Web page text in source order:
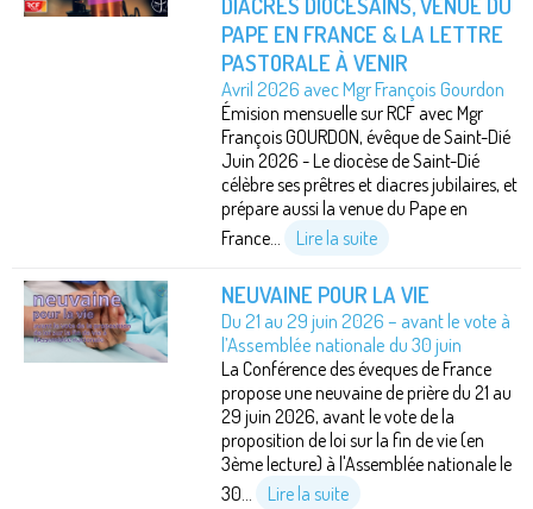
PAPE EN FRANCE & LA LETTRE
PASTORALE À VENIR
Avril 2026 avec Mgr François Gourdon
Émision mensuelle sur RCF avec Mgr
François GOURDON, évêque de Saint-Dié
Juin 2026 - Le diocèse de Saint-Dié
célèbre ses prêtres et diacres jubilaires, et
prépare aussi la venue du Pape en
France...
Lire la suite
NEUVAINE POUR LA VIE
Du 21 au 29 juin 2026 – avant le vote à
l’Assemblée nationale du 30 juin
La Conférence des éveques de France
propose une neuvaine de prière du 21 au
29 juin 2026, avant le vote de la
proposition de loi sur la fin de vie (en
3ème lecture) à l'Assemblée nationale le
30...
Lire la suite